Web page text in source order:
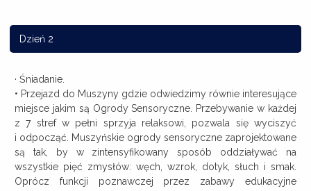
Dzień 2
· Śniadanie.
• Przejazd do Muszyny gdzie odwiedzimy równie interesujące
miejsce jakim są Ogrody Sensoryczne. Przebywanie w każdej
z 7 stref w pełni sprzyja relaksowi, pozwala się wyciszyć
i odpocząć. Muszyńskie ogrody sensoryczne zaprojektowane
są tak, by w zintensyfikowany sposób oddziaływać na
wszystkie pięć zmysłów: węch, wzrok, dotyk, słuch i smak.
Oprócz funkcji poznawczej przez zabawy edukacyjne